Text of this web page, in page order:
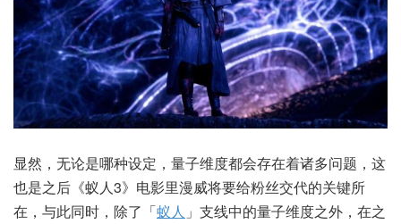
显然，无论是哪种设定，量子维度都会存在着诸多问题，这
也是之后《蚁人3》电影里漫威将要给粉丝交代的关键所
在，与此同时，除了「蚁人 」支线中的量子维度之外，在之